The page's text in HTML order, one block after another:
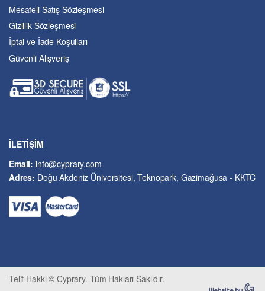
Ekonomi ve Finans
Enerji
Felsefe
Fen Bilimleri
Güzel Sanatlar
İşletme ve Yönetim
Kriminoloji ve Güvenlik
Kütüphane-Arşiv-Müze
Matematik ve İstatistik
Psikoloji-Psikiyatri
Sivil Savunma ve Afet Yönetimi
Mesafeli Satış Sözleşmesi
Gizlilik Sözleşmesi
İptal ve İade Koşulları
Güvenli Alışveriş
İLETİŞİM
Email:info@cyprary.com
Adres: Doğu Akdeniz Üniversitesi, Teknopark, Gazimağusa - KKTC
Telif Hakkı © Cyprary. Tüm Hakları Saklıdır.